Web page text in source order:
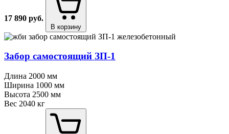
17 890 руб.
В корзину
Забор самостоящий ЗП⁠-⁠1
Длина 2000 мм
Ширина 1000 мм
Высота 2500 мм
Вес 2040 кг